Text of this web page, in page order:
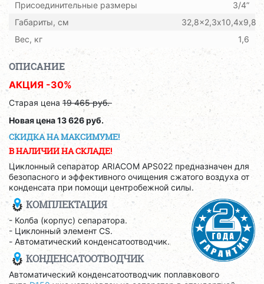
Присоединительные размеры
3/4”
Габариты, см
32,8x2,3х10,4x9,8
Вес, кг
1,6
ОПИСАНИЕ
АКЦИЯ -30%
Старая цена 19 465 руб.
Новая цена 13 626 руб.
СКИДКА НА МАКСИМУМЕ!
В НАЛИЧИИ НА СКЛАДЕ!
Циклонный сепаратор ARIACOM APS022 предназначен для
безопасного и эффективного очищения сжатого воздуха от
конденсата при помощи центробежной силы.
КОМПЛЕКТАЦИЯ
- Колба (корпус) сепаратора.
- Циклонный элемент CS.
- Автоматический конденсатоотводчик.
КОНДЕНСАТООТВОДЧИК
Автоматический конденсатоотводчик поплавкового